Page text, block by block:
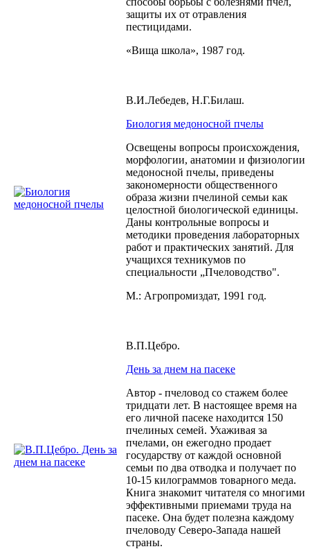
защиты их от отравления
пестицидами.
«Вища школа», 1987 год.
В.И.Лебедев, Н.Г.Билаш.
Биология медоносной пчелы
Освещены вопросы происхождения,
морфологии, анатомии и физиологии
медоносной пчелы, приведены
закономерности общественного
образа жизни пчелиной семьи как
целостной биологической единицы.
Даны контрольные вопросы и
методики проведения лабораторных
работ и практических занятий. Для
учащихся техникумов по
специальности „Пчеловодство".
М.: Агропромиздат, 1991 год.
В.П.Цебро.
День за днем на пасеке
Автор - пчеловод со стажем более
тридцати лет. В настоящее время на
его личной пасеке находится 150
пчелиных семей. Ухаживая за
пчелами, он ежегодно продает
государству от каждой основной
семьи по два отводка и получает по
10-15 килограммов товарного меда.
Книга знакомит читателя со многими
эффективными приемами труда на
пасеке. Она будет полезна каждому
пчеловоду Северо-Запада нашей
страны.